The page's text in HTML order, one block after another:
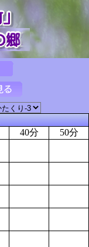
40分
50分